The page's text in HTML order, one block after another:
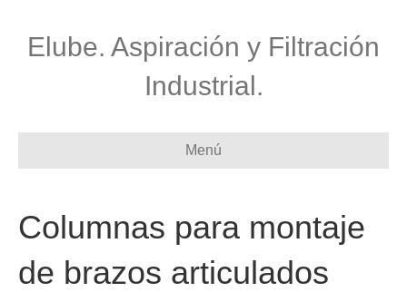
Elube. Aspiración y Filtración
Industrial.
Menú
Columnas para montaje
de brazos articulados